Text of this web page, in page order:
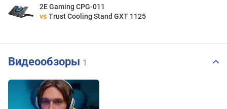
2E Gaming CPG-011
vs Trust Cooling Stand GXT 1125
Видеообзоры 1